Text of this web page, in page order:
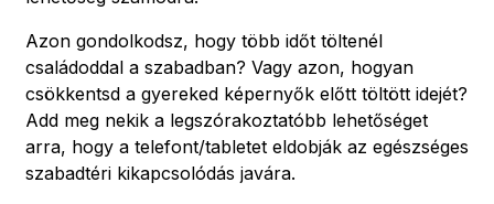
Azon gondolkodsz, hogy több időt töltenél
családoddal a szabadban? Vagy azon, hogyan
csökkentsd a gyereked képernyők előtt töltött idejét?
Add meg nekik a legszórakoztatóbb lehetőséget
arra, hogy a telefont/tabletet eldobják az egészséges
szabadtéri kikapcsolódás javára.